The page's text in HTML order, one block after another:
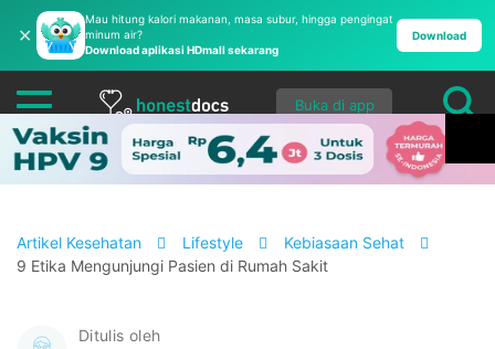
✕
Mau hitung kalori makanan, masa subur, hingga pengingat
minum air?
Download aplikasi HDmall sekarang
Download
Buka di app
Artikel Kesehatan Lifestyle
Kebiasaan Sehat
9 Etika Mengunjungi Pasien di Rumah Sakit
Ditulis oleh